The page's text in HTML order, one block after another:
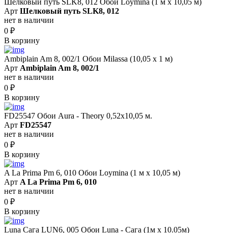
Арт Шелковый путь SLK8, 012
нет в наличии
0 ₽
В корзину
Ambiplain Am 8, 002/1 Обои Milassa (10,05 х 1 м)
Арт Ambiplain Am 8, 002/1
нет в наличии
0 ₽
В корзину
FD25547 Обои Aura - Theory 0,52x10,05 м.
Арт FD25547
нет в наличии
0 ₽
В корзину
A La Prima Pm 6, 010 Обои Loymina (1 м х 10,05 м)
Арт A La Prima Pm 6, 010
нет в наличии
0 ₽
В корзину
Luna Сага LUN6, 005 Обои Luna - Сага (1м х 10.05м)